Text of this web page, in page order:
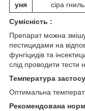
уня
сіра гниль
Сумісність :
Препарат можна
пестицидами на
фунгіцидів та
слід проводити тести
Температура
Оптимальна
Рекомендована